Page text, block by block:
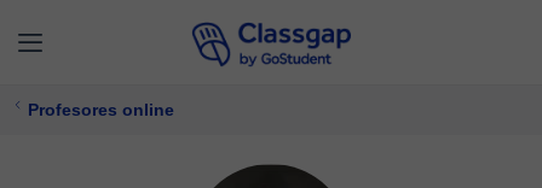
Profesores online